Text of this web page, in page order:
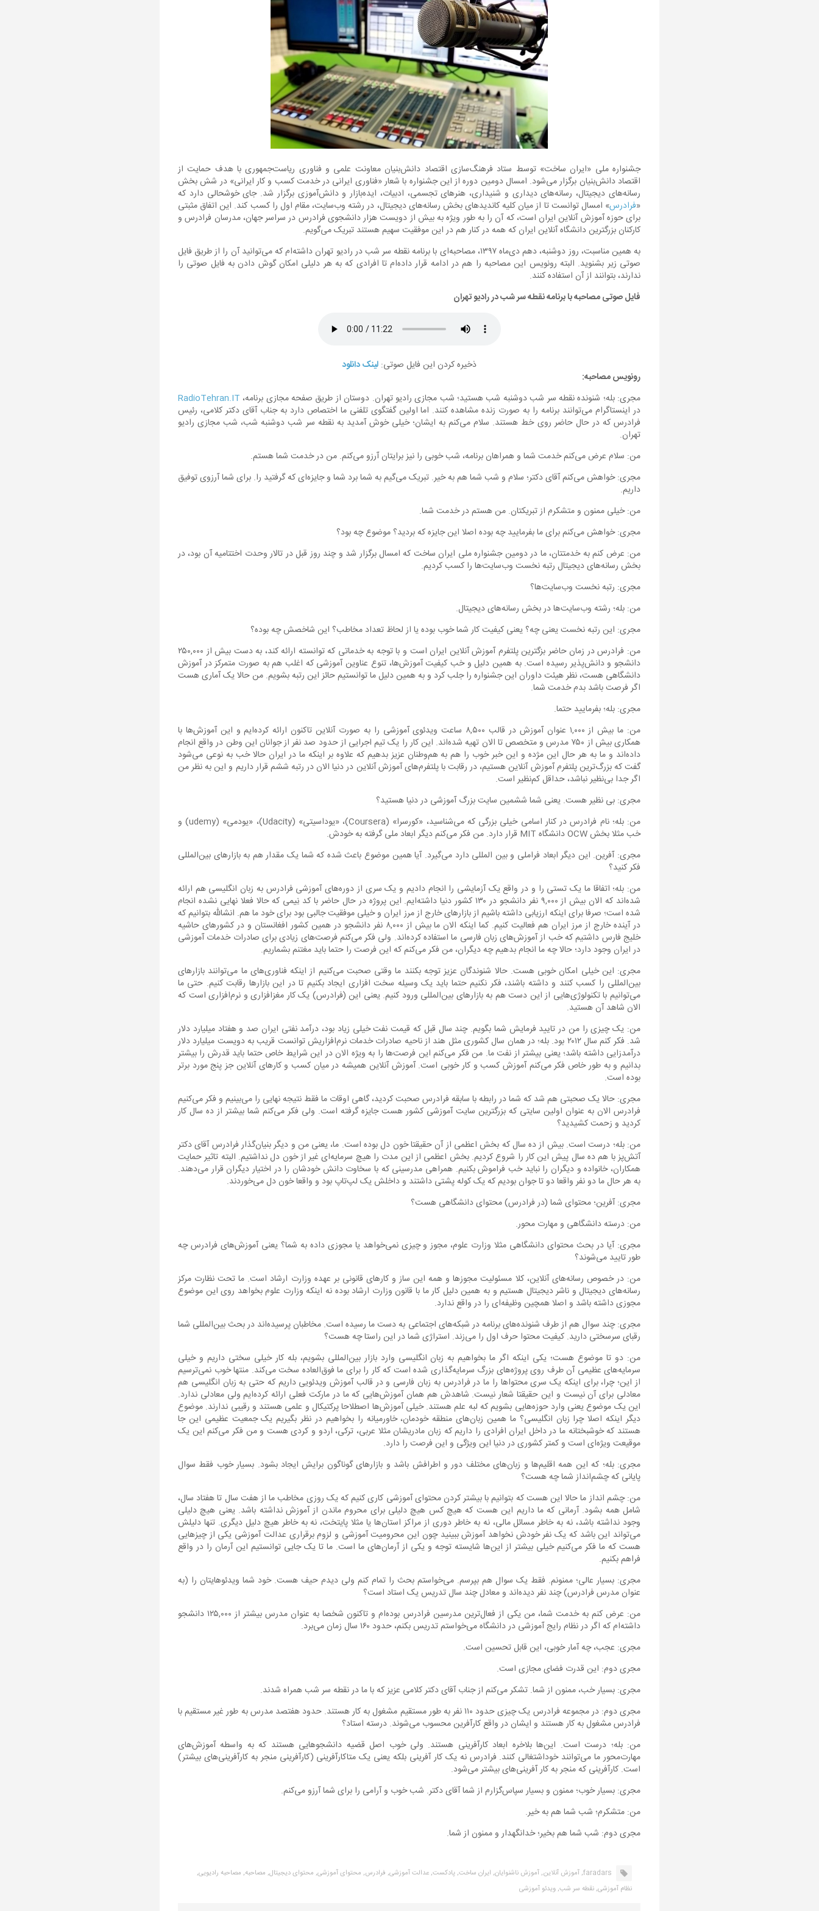
جشنواره ملی «ایران ساخت» توسط ستاد فرهنگ‌سازی اقتصاد دانش‌بنیان معاونت علمی و فناوری ریاست‌جمهوری با هدف حمایت از
اقتصاد دانش‌بنیان برگزار می‌شود. امسال دومین دوره از این جشنواره با شعار «فناوری ایرانی در خدمت کسب و کار ایرانی» در شش بخش
رسانه‌های دیجیتال، رسانه‌های دیداری و شنیداری، هنرهای تجسمی، ادبیات، ایده‌بازار و دانش‌آموزی برگزار شد. جای خوشحالی دارد که
«فرادرس» امسال توانست تا از میان کلیه کاندیدهای بخش رسانه‌های دیجیتال، در رشته وب‌سایت، مقام اول را کسب کند. این اتفاق مثبتی
برای حوزه آموزش آنلاین ایران است، که آن را به طور ویژه به بیش از دویست هزار دانشجوی فرادرس در سراسر جهان، مدرسان فرادرس و
کارکنان بزرگترین دانشگاه آنلاین ایران که همه در کنار هم در این موفقیت سهیم هستند تبریک می‌گویم.
به همین مناسبت، روز دوشنبه، دهم دی‌ماه ۱۳۹۷، مصاحبه‌ای با برنامه نقطه سر شب در رادیو تهران داشته‌ام که می‌توانید آن را از طریق فایل
صوتی زیر بشنوید. البته رونویس این مصاحبه را هم در ادامه قرار داده‌ام تا افرادی که به هر دلیلی امکان گوش دادن به فایل صوتی را
ندارند، بتوانند از آن استفاده کنند.
فایل صوتی مصاحبه با برنامه نقطه سر شب در رادیو تهران
ذخیره کردن این فایل صوتی: لینک دانلود
رونویس مصاحبه:
مجری: بله؛ شنونده نقطه سر شب دوشنبه شب هستید؛ شب مجازی رادیو تهران. دوستان از طریق صفحه مجازی برنامه، RadioTehran.IT
در اینستاگرام می‌توانند برنامه را به صورت زنده مشاهده کنند. اما اولین گفتگوی تلفنی ما اختصاص دارد به جناب آقای دکتر کلامی، رئیس
فرادرس که در حال حاضر روی خط هستند. سلام می‌کنم به ایشان؛ خیلی خوش آمدید به نقطه سر شب دوشنبه شب، شب مجازی رادیو
تهران.
من: سلام عرض می‌کنم خدمت شما و همراهان برنامه، شب خوبی را نیز برایتان آرزو می‌کنم. من در خدمت شما هستم.
مجری: خواهش می‌کنم آقای دکتر؛ سلام و شب شما هم به خیر. تبریک می‌گیم به شما برد شما و جایزه‌ای که گرفتید را. برای شما آرزوی توفیق
داریم.
من: خیلی ممنون و متشکرم از تبریکتان. من هستم در خدمت شما.
مجری: خواهش می‌کنم برای ما بفرمایید چه بوده اصلا این جایزه که بردید؟ موضوع چه بود؟
من: عرض کنم به خدمتتان، ما در دومین جشنواره ملی ایران ساخت که امسال برگزار شد و چند روز قبل در تالار وحدت اختتامیه آن بود، در
بخش رسانه‌های دیجیتال رتبه نخست وب‌سایت‌ها را کسب کردیم.
مجری: رتبه نخست وب‌سایت‌ها؟
من: بله؛ رشته وب‌سایت‌ها در بخش رسانه‌های دیجیتال.
مجری: این رتبه نخست یعنی چه؟ یعنی کیفیت کار شما خوب بوده یا از لحاظ تعداد مخاطب؟ این شاخصش چه بوده؟
من: فرادرس در زمان حاضر بزگترین پلتفرم آموزش آنلاین ایران است و با توجه به خدماتی که توانسته ارائه کند، به دست بیش از ۲۵۰,۰۰۰
دانشجو و دانش‌پذیر رسیده است. به همین دلیل و خب کیفیت آموزش‌ها، تنوع عناوین آموزشی که اغلب هم به صورت متمرکز در آموزش
دانشگاهی هست، نظر هیئت داوران این جشنواره را جلب کرد و به همین دلیل ما توانستیم حائز این رتبه بشویم. من حالا یک آماری هست
اگر فرصت باشد بدم خدمت شما.
مجری: بله؛ بفرمایید حتما.
من: ما بیش از ۱,۰۰۰ عنوان آموزش در قالب ۸,۵۰۰ ساعت ویدئوی آموزشی را به صورت آنلاین تاکنون ارائه کرده‌ایم و این آموزش‌ها با
همکاری بیش از ۷۵۰ مدرس و متخصص تا الان تهیه شده‌اند. این کار را یک تیم اجرایی از حدود صد نفر از جوانان این وطن در واقع انجام
داده‌اند و ما به هر حال این مژده و این خبر خوب را هم به هم‌وطنان عزیز بدهیم که علاوه بر اینکه ما در ایران حالا خب به نوعی می‌شود
گفت که بزرگ‌ترین پلتفرم آموزش آنلاین هستیم، در رقابت با پلتفرم‌های آموزش آنلاین در دنیا الان در رتبه ششم قرار داریم و این به نظر من
اگر جدا بی‌نظیر نباشد، حداقل کم‌نظیر است.
مجری: بی نظیر هست. یعنی شما ششمین سایت بزرگ آموزشی در دنیا هستید؟
من: بله؛ نام فرادرس در کنار اسامی خیلی بزرگی که می‌شناسید، «کورسرا» (Coursera)، «یوداسیتی» (Udacity)، «یودمی» (udemy) و
خب مثلا بخش OCW دانشگاه MIT قرار دارد. من فکر می‌کنم دیگر ابعاد ملی گرفته به خودش.
مجری: آفرین. این دیگر ابعاد فراملی و بین المللی دارد می‌گیرد. آیا همین موضوع باعث شده که شما یک مقدار هم به بازارهای بین‌المللی
فکر کنید؟
من: بله؛ اتفاقا ما یک تستی را و در واقع یک آزمایشی را انجام دادیم و یک سری از دوره‌های آموزشی فرادرس به زبان انگلیسی هم ارائه
شده‌اند که الان بیش از ۹,۰۰۰ نفر دانشجو در ۱۳۰ کشور دنیا داشته‌ایم. این پروژه در حال حاضر با کد نِیمی که حالا فعلا نهایی نشده انجام
شده است؛ صرفا برای اینکه ارزیابی داشته باشیم از بازارهای خارج از مرز ایران و خیلی موفقیت جالبی بود برای خود ما هم. انشالله بتوانیم که
در آینده خارج از مرز ایران هم فعالیت کنیم. کما اینکه الان ما بیش از ۸,۰۰۰ نفر دانشجو در همین کشور افغانستان و در کشورهای حاشیه
خلیج فارس داشتیم که خب از آموزش‌های زبان فارسی ما استفاده کرده‌اند. ولی فکر می‌کنم فرصت‌های زیادی برای صادرات خدمات آموزشی
در ایران وجود دارد؛ حالا چه ما انجام بدهیم چه دیگران، من فکر می‌کنم که این فرصت را حتما باید مغتنم بشماریم.
مجری: این خیلی امکان خوبی هست. حالا شنوندگان عزیز توجه بکنند ما وقتی صحبت می‌کنیم از اینکه فناوری‌های ما می‌توانند بازارهای
بین‌المللی را کسب کنند و داشته باشند، فکر نکنیم حتما باید یک وسیله سخت افزاری ایجاد بکنیم تا در این بازارها رقابت کنیم. حتی ما
می‌توانیم با تکنولوژی‌هایی از این دست هم به بازارهای بین‌المللی ورود کنیم. یعنی این (فرادرس) یک کار مغز‌افزاری و نرم‌افزاری است که
الان شاهد آن هستید.
من: یک چیزی را من در تایید فرمایش شما بگویم. چند سال قبل که قیمت نفت خیلی زیاد بود، درآمد نفتی ایران صد و هفتاد میلیارد دلار
شد. فکر کنم سال ۲۰۱۲ بود. بله؛ در همان سال کشوری مثل هند از ناحیه صادرات خدمات نرم‌افزاریش توانست قریب به دویست میلیارد دلار
درآمدزایی داشته باشد؛ یعنی بیشتر از نفت ما. من فکر می‌کنم این فرصت‌ها را به ویژه الان در این شرایط خاص حتما باید قدرش را بیشتر
بدانیم و به طور خاص فکر می‌کنم آموزش کسب و کار خوبی است. آموزش آنلاین همیشه در میان کسب و کارهای آنلاین جز پنج مورد برتر
بوده است.
مجری: حالا یک صحبتی هم شد که شما در رابطه با سابقه فرادرس صحبت کردید، گاهی اوقات ما فقط نتیجه نهایی را می‌بینیم و فکر می‌کنیم
فرادرس الان به عنوان اولین سایتی که بزرگترین سایت آموزشی کشور هست جایزه گرفته است. ولی فکر می‌کنم شما بیشتر از ده سال کار
کردید و زحمت کشیدید؟
من: بله؛ درست است. بیش از ده سال که بخش اعظمی از آن حقیقتا خون دل بوده است. ما، یعنی من و دیگر بنیان‌گذار فرادرس آقای دکتر
آتش‌پز با هم ده سال پیش این کار را شروع کردیم. بخش اعظمی از این مدت را هیچ سرمایه‌ای غیر از خون دل نداشتیم. البته تاثیر حمایت
همکاران، خانواده و دیگران را نباید خب فراموش بکنیم. همراهی مدرسینی که با سخاوت دانش خودشان را در اختیار دیگران قرار می‌دهند.
به هر حال ما دو نفر واقعا دو تا جوان بودیم که یک کوله پشتی داشتند و داخلش یک لپ‌تاپ بود و واقعا خون دل می‌خوردند.
مجری: آفرین؛ محتوای شما (در فرادرس) محتوای دانشگاهی هست؟
من: درسته دانشگاهی و مهارت محور.
مجری: آیا در بحث محتوای دانشگاهی مثلا وزارت علوم، مجوز و چیزی نمی‌خواهد یا مجوزی داده به شما؟ یعنی آموزش‌های فرادرس چه
طور تایید می‌شوند؟
من: در خصوص رسانه‌های آنلاین، کلا مسئولیت مجوزها و همه این ساز و کارهای قانونی بر عهده وزارت ارشاد است. ما تحت نظارت مرکز
رسانه‌های دیجیتال و ناشر دیجیتال هستیم و به همین دلیل کار ما با قانون وزارت ارشاد بوده نه اینکه وزارت علوم بخواهد روی این موضوع
مجوزی داشته باشد و اصلا همچین وظیفه‌ای را در واقع ندارد.
مجری: چند سوال هم از طرف شنونده‌های برنامه در شبکه‌های اجتماعی به دست ما رسیده است. مخاطبان پرسیده‌اند در بحث بین‌المللی شما
رقبای سرسختی دارید. کیفیت محتوا حرف اول را می‌زند. استراژی شما در این راستا چه هست؟
من: دو تا موضوع هست؛ یکی اینکه اگر ما بخواهیم به زبان انگلیسی وارد بازار بین‌المللی بشویم، بله کار خیلی سختی داریم و خیلی
سرمایه‌های عظیمی آن طرف روی پروژه‌های بزرگ سرمایه‌گذاری شده است که کار را برای ما فوق‌العاده سخت می‌کند. منتها خوب نمی‌ترسیم
از این؛ چرا، برای اینکه یک سری محتواها را ما در فرادرس به زبان فارسی و در قالب آموزش ویدئویی داریم که حتی به زبان انگلیسی هم
معادلی برای آن نیست و این حقیقتا شعار نیست. شاهدش هم همان آموزش‌هایی که ما در مارکت فعلی ارائه کرده‌ایم ولی معادلی ندارد.
این یک موضوع یعنی وارد حوزه‌هایی بشویم که لبه علم هستند. خیلی آموزش‌ها اصطلاحا پرکتیکال و علمی هستند و رقیبی ندارند. موضوع
دیگر اینکه اصلا چرا زبان انگلیسی؟ ما همین زبان‌های منطقه خودمان، خاورمیانه را بخواهیم در نظر بگیریم یک جمعیت عظیمی این جا
هستند که خوشبختانه ما در داخل ایران افرادی را داریم که زبان مادریشان مثلا عربی، ترکی، اردو و کردی هست و من فکر می‌کنم این یک
موقیعت ویژه‌ای است و کمتر کشوری در دنیا این ویژگی و این فرصت را دارد.
مجری: بله؛ که این همه اقلیم‌ها و زبان‌های مختلف دور و اطرافش باشد و بازارهای گوناگون برایش ایجاد بشود. بسیار خوب فقط سوال
پایانی که چشم‌انداز شما چه هست؟
من: چشم انداز ما حالا این هست که بتوانیم با بیشتر کردن محتوای آموزشی کاری کنیم که یک روزی مخاطب ما از هفت سال تا هفتاد سال،
شامل همه بشود. آرمانی که ما داریم این هست که هیچ کس هیچ دلیلی برای محروم ماندن از آموزش نداشته باشد. یعنی هیچ دلیلی
وجود نداشته باشد، نه به خاطر مسائل مالی، نه به خاطر دوری از مراکز استان‌ها یا مثلا پایتخت، نه به خاطر هیچ دلیل دیگری. تنها دلیلش
می‌تواند این باشد که یک نفر خودش نخواهد آموزش ببینید چون این محرومیت آموزشی و لزوم برقراری عدالت آموزشی یکی از چیزهایی
هست که ما فکر می‌کنیم خیلی بیشتر از این‌ها شایسته توجه و یکی از آرمان‌های ما است. ما تا یک جایی توانستیم این آرمان را در واقع
فراهم بکنیم.
مجری: بسیار عالی؛ ممنونم. فقط یک سوال هم بپرسم. می‌خواستم بحث را تمام کنم ولی دیدم حیف هست. خود شما ویدئوهایتان را (به
عنوان مدرس فرادرس) چند نفر دیده‌اند و معادل چند سال تدریس یک استاد است؟
من: عرض کنم به خدمت شما، من یکی از فعال‌ترین مدرسین فرادرس بوده‌ام و تاکنون شخصا به عنوان مدرس بیشتر از ۱۲۵,۰۰۰ دانشجو
داشته‌ام که اگر در نظام رایج آموزشی در دانشگاه می‌خواستم تدریس بکنم، حدود ۱۶۰ سال زمان می‌برد.
مجری: عجب، چه آمار خوبی، این قابل تحسین است.
مجری دوم: این قدرت فضای مجازی است.
مجری: بسیار خب، ممنون از شما. تشکر می‌کنم از جناب آقای دکتر کلامی عزیز که با ما در نقطه سر شب همراه شدند.
مجری دوم: در مجموعه فرادرس یک چیزی حدود ۱۱۰ نفر به طور مستقیم مشغول به کار هستند. حدود هفتصد مدرس به طور غیر مستقیم با
فرادرس مشغول به کار هستند و ایشان در واقع کارآفرین محسوب می‌شوند. درسته استاد؟
من: بله؛ درست است. این‌ها بلاخره ابعاد کارآفرینی هستند. ولی خوب اصل قضیه دانشجوهایی هستند که به واسطه آموزش‌های
مهارت‌محور ما می‌توانند خوداشتغالی کنند. فرادرس نه یک کار آفرینی بلکه یعنی یک متاکارآفرینی (کارآفرینی منجر به کارآفرینی‌های بیشتر)
است. کارآفرینی که منجر به کار آفرینی‌های بیشتر می‌شود.
مجری: بسیار خوب؛ ممنون و بسیار سپاس‌گزارم از شما آقای دکتر. شب خوب و آرامی را برای شما آرزو می‌کنم.
من: متشکرم؛ شب شما هم به خیر.
مجری دوم: شب شما هم بخیر؛ خدانگهدار و ممنون از شما.
faradars, آموزش آنلاین,آموزش ناشنوایان, ایران ساخت,پادکست,عدالت آموزشی, فرادرس, محتوای آموزشی, محتوای دیجیتال, مصاحبه, مصاحبه رادیویی,
نظام آموزشی,نقطه سر شب,ویدئو آموزشی